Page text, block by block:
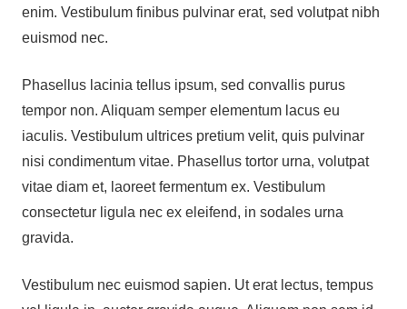
enim. Vestibulum finibus pulvinar erat, sed volutpat nibh
euismod nec.
Phasellus lacinia tellus ipsum, sed convallis purus
tempor non. Aliquam semper elementum lacus eu
iaculis. Vestibulum ultrices pretium velit, quis pulvinar
nisi condimentum vitae. Phasellus tortor urna, volutpat
vitae diam et, laoreet fermentum ex. Vestibulum
consectetur ligula nec ex eleifend, in sodales urna
gravida.
Vestibulum nec euismod sapien. Ut erat lectus, tempus